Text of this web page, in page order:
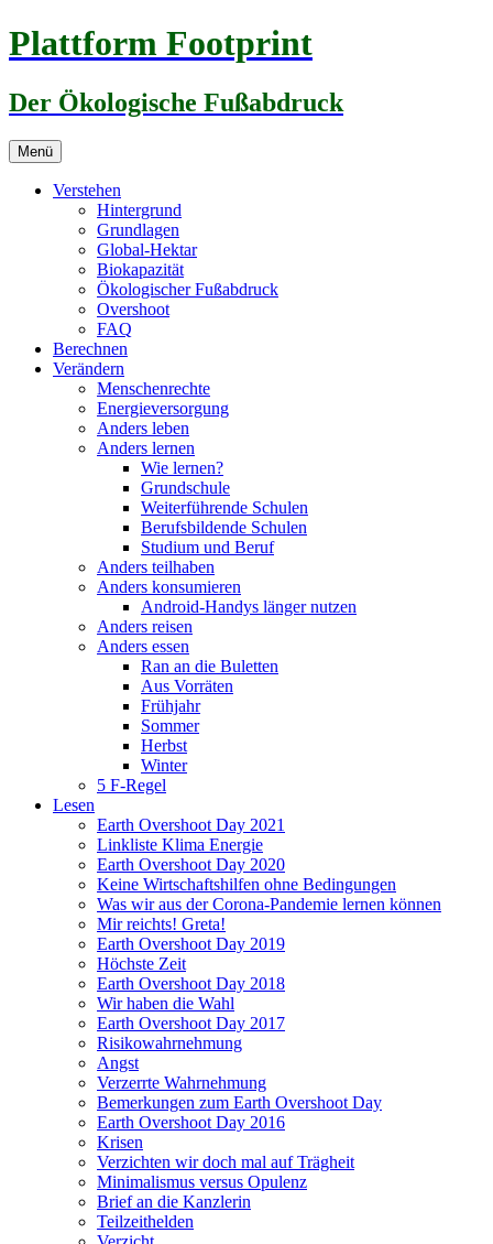
Zum
Inhalt
Plattform Footprint
Der Ökologische Fußabdruck
Menü
Verstehen
Hintergrund
Grundlagen
Global-Hektar
Biokapazität
Ökologischer Fußabdruck
Overshoot
FAQ
Berechnen
Verändern
Menschenrechte
Energieversorgung
Anders leben
Anders lernen
Wie lernen?
Grundschule
Weiterführende Schulen
Berufsbildende Schulen
Studium und Beruf
Anders teilhaben
Anders konsumieren
Android-Handys länger nutzen
Anders reisen
Anders essen
Ran an die Buletten
Aus Vorräten
Frühjahr
Sommer
Herbst
Winter
5 F-Regel
Lesen
Earth Overshoot Day 2021
Linkliste Klima Energie
Earth Overshoot Day 2020
Keine Wirtschaftshilfen ohne Bedingungen
Was wir aus der Corona-Pandemie lernen können
Mir reichts! Greta!
Earth Overshoot Day 2019
Höchste Zeit
Earth Overshoot Day 2018
Wir haben die Wahl
Earth Overshoot Day 2017
Risikowahrnehmung
Angst
Verzerrte Wahrnehmung
Bemerkungen zum Earth Overshoot Day
Earth Overshoot Day 2016
Krisen
Verzichten wir doch mal auf Trägheit
Minimalismus versus Opulenz
Brief an die Kanzlerin
Teilzeithelden